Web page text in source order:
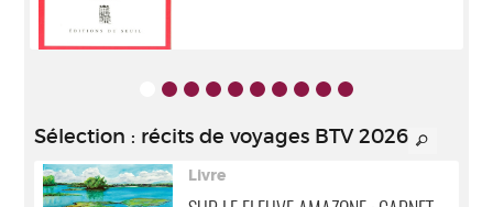
Sélection : récits de voyages BTV 2026
Livre